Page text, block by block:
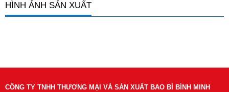
HÌNH ẢNH SẢN XUẤT
CÔNG TY TNHH THƯƠNG MẠI VÀ SẢN XUẤT BAO BÌ BÌNH MINH